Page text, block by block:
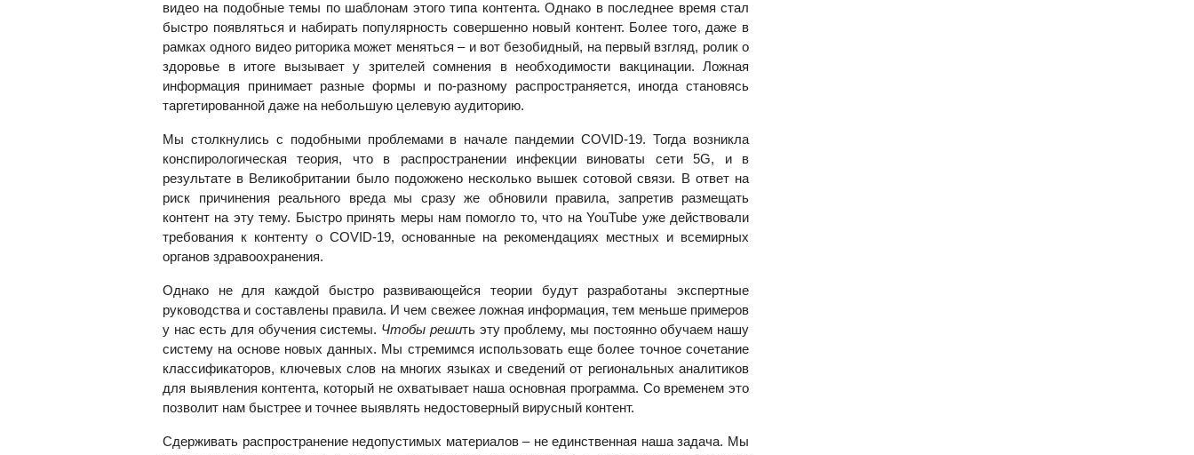
видео на подобные темы по шаблонам этого типа контента. Однако в последнее время стал
быстро появляться и набирать популярность совершенно новый контент. Более того, даже в
рамках одного видео риторика может меняться – и вот безобидный, на первый взгляд, ролик о
здоровье в итоге вызывает у зрителей сомнения в необходимости вакцинации. Ложная
информация принимает разные формы и по-разному распространяется, иногда становясь
таргетированной даже на небольшую целевую аудиторию.
Мы столкнулись с подобными проблемами в начале пандемии COVID-19. Тогда возникла
конспирологическая теория, что в распространении инфекции виноваты сети 5G, и в
результате в Великобритании было подожжено несколько вышек сотовой связи. В ответ на
риск причинения реального вреда мы сразу же обновили правила, запретив размещать
контент на эту тему. Быстро принять меры нам помогло то, что на YouTube уже действовали
требования к контенту о COVID-19, основанные на рекомендациях местных и всемирных
органов здравоохранения.
Однако не для каждой быстро развивающейся теории будут разработаны экспертные
руководства и составлены правила. И чем свежее ложная информация, тем меньше примеров
у нас есть для обучения системы. Чтобы решить эту проблему, мы постоянно обучаем нашу
систему на основе новых данных. Мы стремимся использовать еще более точное сочетание
классификаторов, ключевых слов на многих языках и сведений от региональных аналитиков
для выявления контента, который не охватывает наша основная программа. Со временем это
позволит нам быстрее и точнее выявлять недостоверный вирусный контент.
Сдерживать распространение недопустимых материалов – не единственная наша задача. Мы